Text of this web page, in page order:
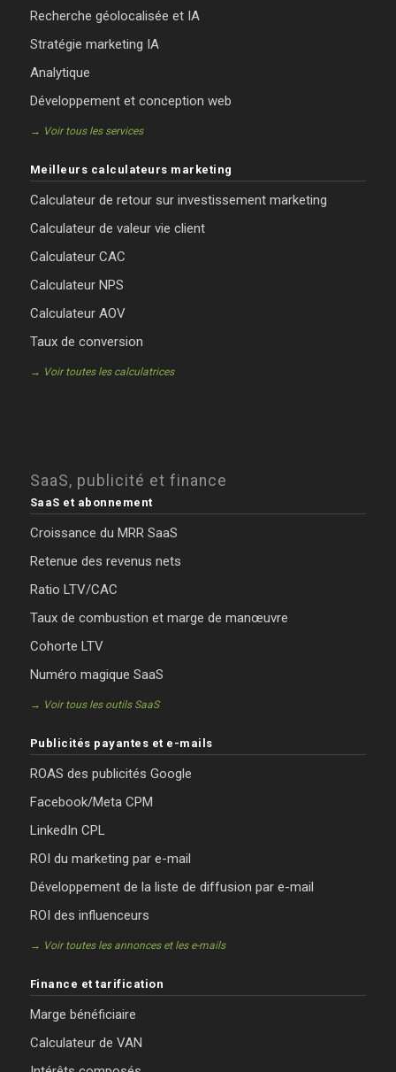
Recherche géolocalisée et IA
Stratégie marketing IA
Analytique
Développement et conception web
→ Voir tous les services
Meilleurs calculateurs marketing
Calculateur de retour sur investissement marketing
Calculateur de valeur vie client
Calculateur CAC
Calculateur NPS
Calculateur AOV
Taux de conversion
→ Voir toutes les calculatrices
SaaS, publicité et finance
SaaS et abonnement
Croissance du MRR SaaS
Retenue des revenus nets
Ratio LTV/CAC
Taux de combustion et marge de manœuvre
Cohorte LTV
Numéro magique SaaS
→ Voir tous les outils SaaS
Publicités payantes et e-mails
ROAS des publicités Google
Facebook/Meta CPM
LinkedIn CPL
ROI du marketing par e-mail
Développement de la liste de diffusion par e-mail
ROI des influenceurs
→ Voir toutes les annonces et les e-mails
Finance et tarification
Marge bénéficiaire
Calculateur de VAN